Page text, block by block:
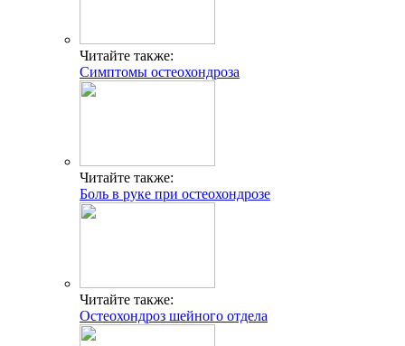
Читайте также:
Симптомы остеохондроза
Читайте также:
Боль в руке при остеохондрозе
Читайте также:
Остеохондроз шейного отдела